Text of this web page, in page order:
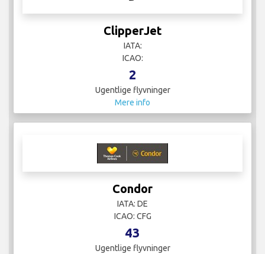
ClipperJet
IATA:
ICAO:
2
Ugentlige flyvninger
Mere info
Condor
IATA: DE
ICAO: CFG
43
Ugentlige flyvninger